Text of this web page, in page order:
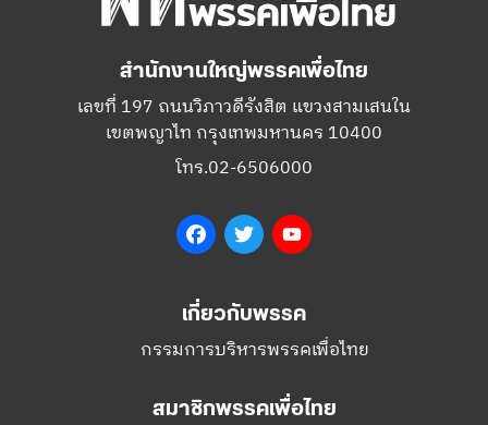
สำนักงานใหญ่พรรคเพื่อไทย
เลขที่ 197 ถนนวิภาวดีรังสิต แขวงสามเสนใน
เขตพญาไท กรุงเทพมหานคร 10400
โทร.02-6506000
FacebookTwitter
เกี่ยวกับพรรค
กรรมการบริหารพรรคเพื่อไทย
สมาชิกพรรคเพื่อไทย